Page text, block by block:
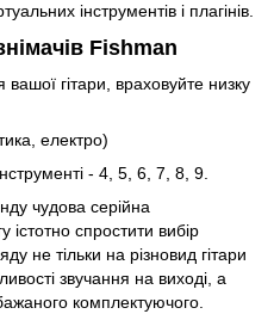
інструментів і плагінів.
Fishman
гітари, враховуйте низку
електро)
- 4, 5, 6, 7, 8, 9.
чудова серійна
істотно спростити вибір
не тільки на різновид гітари
звучання на виході, а
комплектуючого.